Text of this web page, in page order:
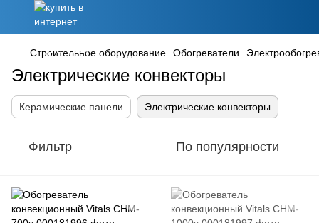
Строительное оборудование Обогреватели
Электрические конвекторы
Керамические панели Электрические конвекторы
Фильтр По популярности